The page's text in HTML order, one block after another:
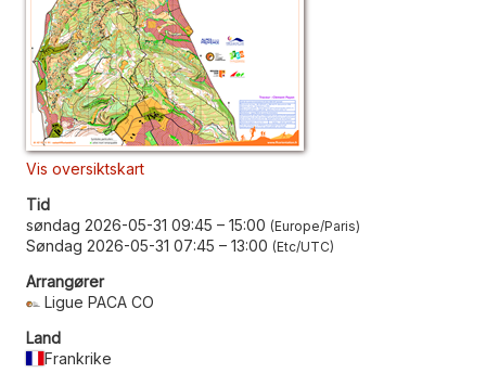
Vis oversiktskart
Tid
søndag 2026-05-31 09:45 – 15:00 Europe/Paris
Søndag 2026-05-31 07:45 – 13:00 Etc/UTC
Arrangører
Ligue PACA CO
Land
Frankrike